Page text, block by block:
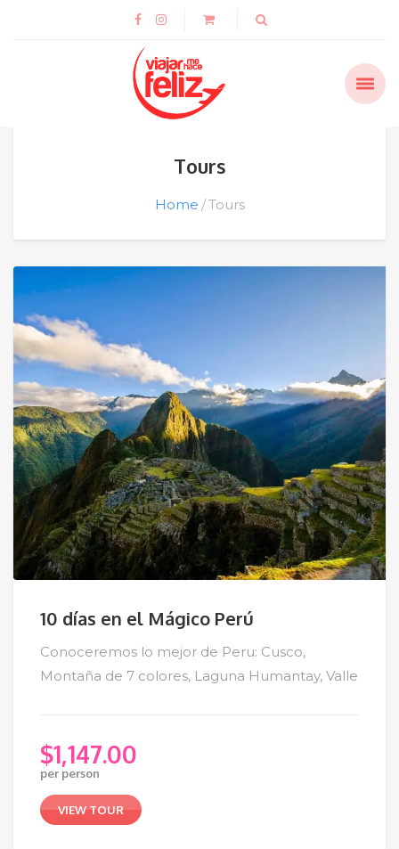
Tours
Home Tours
10 días en el Mágico Perú
Conoceremos lo mejor de Peru: Cusco,
Montaña de 7 colores, Laguna Humantay, Valle
$1,147.00
per person
VIEW TOUR